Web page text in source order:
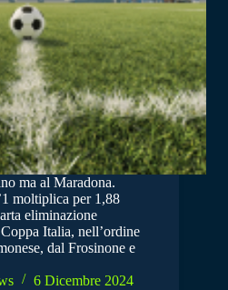
ma al Maradona.
moltiplica per 1,88
eliminazione
Italia, nell’ordine
dal Frosinone e
6 Dicembre 2024